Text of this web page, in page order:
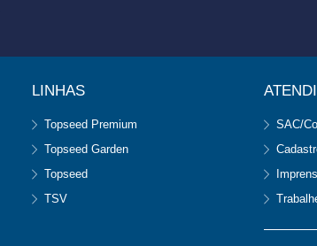
LINHAS
Topseed Premium
Topseed Garden
Topseed
TSV
SAC/